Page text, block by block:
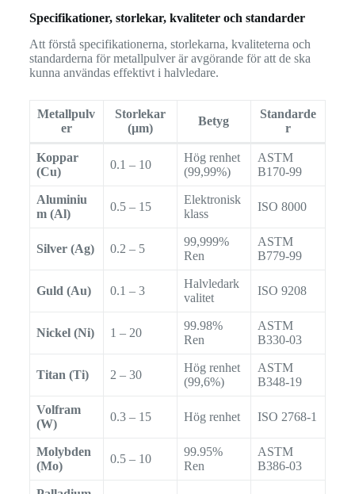
Specifikationer, storlekar, kvaliteter och standarder
Att förstå specifikationerna, storlekarna, kvaliteterna och
standarderna för metallpulver är avgörande för att de ska
kunna användas effektivt i halvledare.
Metallpulv
er
Storlekar
(µm)
Betyg
Standarde
r
Koppar
(Cu)
0.1 – 10
Hög renhet
(99,99%)
ASTM
B170-99
Aluminiu
m (Al)
0.5 – 15
Elektronisk
klass
ISO 8000
Silver (Ag) 0.2 – 5
99,999%
Ren
ASTM
B779-99
Guld (Au) 0.1 – 3
Halvledark
valitet
ISO 9208
Nickel (Ni) 1 – 20
99.98%
Ren
ASTM
B330-03
Titan (Ti) 2 – 30
Hög renhet
(99,6%)
ASTM
B348-19
Volfram
(W)
0.3 – 15 Hög renhet ISO 2768-1
Molybden
(Mo)
0.5 – 10
99.95%
Ren
ASTM
B386-03